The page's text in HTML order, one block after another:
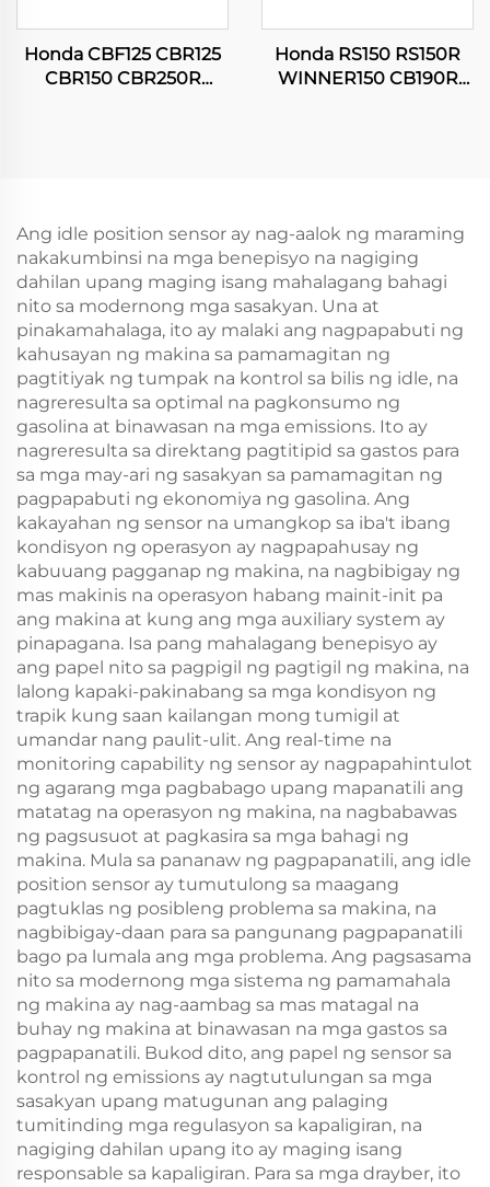
Honda CBF125 CBR125
CBR150 CBR250R
Honda RS150 RS150R
WINNER150 CB190R
Ang idle position sensor ay nag-aalok ng maraming
nakakumbinsi na mga benepisyo na nagiging
dahilan upang maging isang mahalagang bahagi
nito sa modernong mga sasakyan. Una at
pinakamahalaga, ito ay malaki ang nagpapabuti ng
kahusayan ng makina sa pamamagitan ng
pagtitiyak ng tumpak na kontrol sa bilis ng idle, na
nagreresulta sa optimal na pagkonsumo ng
gasolina at binawasan na mga emissions. Ito ay
nagreresulta sa direktang pagtitipid sa gastos para
sa mga may-ari ng sasakyan sa pamamagitan ng
pagpapabuti ng ekonomiya ng gasolina. Ang
kakayahan ng sensor na umangkop sa iba't ibang
kondisyon ng operasyon ay nagpapahusay ng
kabuuang pagganap ng makina, na nagbibigay ng
mas makinis na operasyon habang mainit-init pa
ang makina at kung ang mga auxiliary system ay
pinapagana. Isa pang mahalagang benepisyo ay
ang papel nito sa pagpigil ng pagtigil ng makina, na
lalong kapaki-pakinabang sa mga kondisyon ng
trapik kung saan kailangan mong tumigil at
umandar nang paulit-ulit. Ang real-time na
monitoring capability ng sensor ay nagpapahintulot
ng agarang mga pagbabago upang mapanatili ang
matatag na operasyon ng makina, na nagbabawas
ng pagsusuot at pagkasira sa mga bahagi ng
makina. Mula sa pananaw ng pagpapanatili, ang idle
position sensor ay tumutulong sa maagang
pagtuklas ng posibleng problema sa makina, na
nagbibigay-daan para sa pangunang pagpapanatili
bago pa lumala ang mga problema. Ang pagsasama
nito sa modernong mga sistema ng pamamahala
ng makina ay nag-aambag sa mas matagal na
buhay ng makina at binawasan na mga gastos sa
pagpapanatili. Bukod dito, ang papel ng sensor sa
kontrol ng emissions ay nagtutulungan sa mga
sasakyan upang matugunan ang palaging
tumitinding mga regulasyon sa kapaligiran, na
nagiging dahilan upang ito ay maging isang
responsable sa kapaligiran. Para sa mga drayber, ito